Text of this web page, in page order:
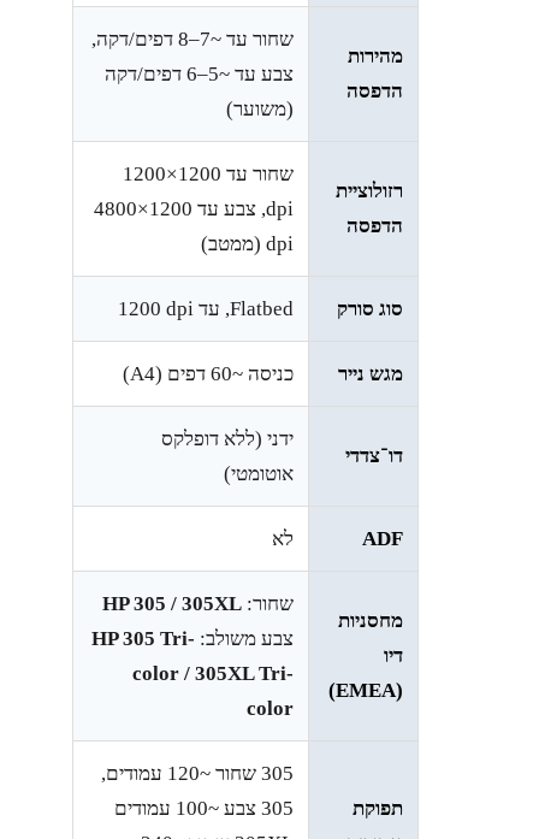
מהירות
הדפסה
שחור עד ~7–8 דפים/דקה,
צבע עד ~5–6 דפים/דקה
(משוער)
רזולוציית
הדפסה
שחור עד ‎1200×1200‎
dpi, צבע עד ‎4800×1200‎
dpi (ממטב)
סוג סורק Flatbed, עד ‎1200 dpi‎
מגש נייר כניסה ~60 דפים (A4)
דו־צדדי
ידני (ללא דופלקס
אוטומטי)
ADF לא
מחסניות
דיו
(EMEA)
שחור: HP 305 / 305XL
צבע משולב: HP 305 Tri-
color / 305XL Tri-
color
תפוקת
305 שחור ~120 עמודים,
305 צבע ~100 עמודים